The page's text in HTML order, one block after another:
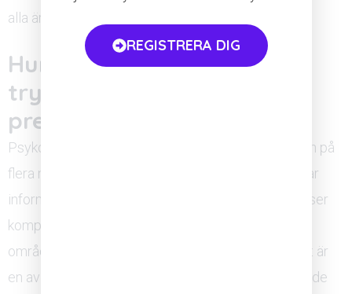
alla är snälla mot varandra.
Hur påverkar psykologisk
trygghet teamets
prestation?
Psykologisk trygghet förbättrar teamets prestation på
flera mätbara sätt. Team med ett tryggt klimat delar
information mer fritt, identifierar fel tidigare och löser
komplexa problem mer effektivt. Forskning inom
området visar konsekvent att psykologisk trygghet är
en av de starkaste förutsägarna för högt presterande
REGISTRERA DIG